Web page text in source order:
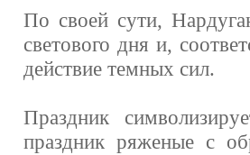
По своей сути,
светового дня и,
действие темных сил.
Праздник
праздник ряженые с